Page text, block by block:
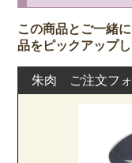
この商品とご一緒
品をピックアップし
朱肉 ご注文フ